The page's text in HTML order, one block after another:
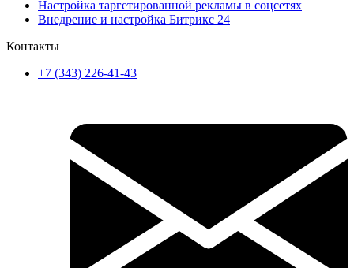
Настройка таргетированной рекламы в соцсетях
Внедрение и настройка Битрикс 24
Контакты
+7 (343) 226-41-43